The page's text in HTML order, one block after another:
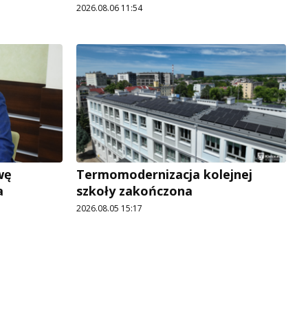
2026.08.06 11:54
Termomodernizacja kolejnej
szkoły zakończona
2026.08.05 15:17